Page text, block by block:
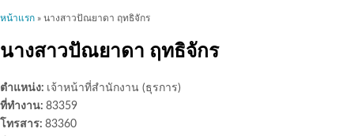
คุณอยู่ที่นี่
หน้าแรก » นางสาวปัณยาดา ฤทธิจักร
นางสาวปัณยาดา ฤทธิจักร
ตำแหน่ง: เจ้าหน้าที่สำนักงาน (ธุรการ)
ที่ทำงาน: 83359
โทรสาร: 83360